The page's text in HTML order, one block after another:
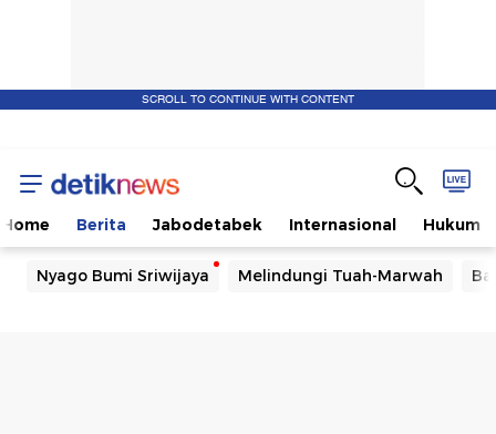
SCROLL TO CONTINUE WITH CONTENT
Home Berita Jabodetabek Internasional Hukum
Nyago Bumi Sriwijaya Melindungi Tuah-Marwah